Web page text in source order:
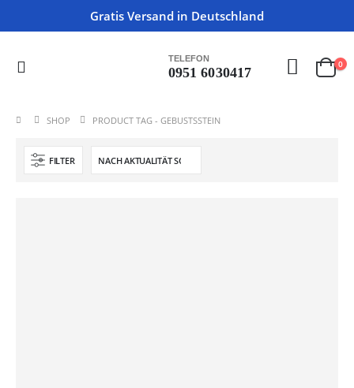
Gratis Versand in Deutschland
TELEFON
0951 6030417
0
SHOP PRODUCT TAG -GEBUSTSSTEIN
FILTER